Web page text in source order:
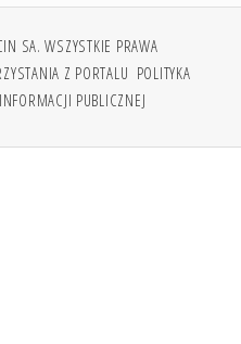
SA. WSZYSTKIE PRAWA
Z PORTALU POLITYKA
PUBLICZNEJ